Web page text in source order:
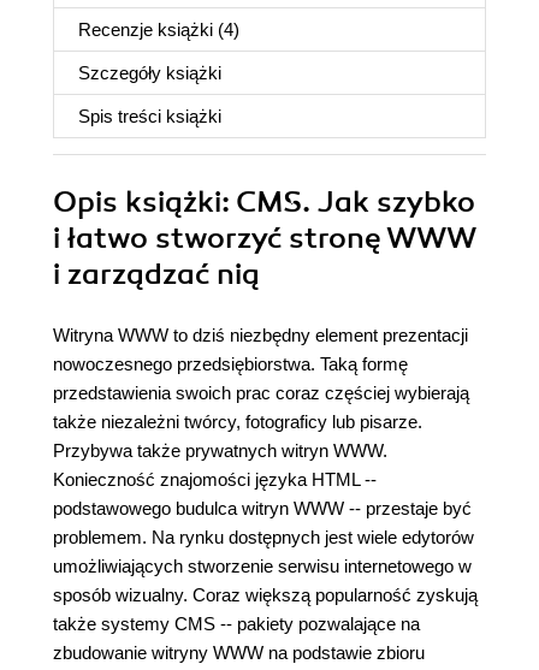
Recenzje książki (4)
Szczegóły książki
Spis treści książki
Opis książki: CMS. Jak szybko
i łatwo stworzyć stronę WWW
i zarządzać nią
Witryna WWW to dziś niezbędny element prezentacji
nowoczesnego przedsiębiorstwa. Taką formę
przedstawienia swoich prac coraz częściej wybierają
także niezależni twórcy, fotograficy lub pisarze.
Przybywa także prywatnych witryn WWW.
Konieczność znajomości języka HTML --
podstawowego budulca witryn WWW -- przestaje być
problemem. Na rynku dostępnych jest wiele edytorów
umożliwiających stworzenie serwisu internetowego w
sposób wizualny. Coraz większą popularność zyskują
także systemy CMS -- pakiety pozwalające na
zbudowanie witryny WWW na podstawie zbioru